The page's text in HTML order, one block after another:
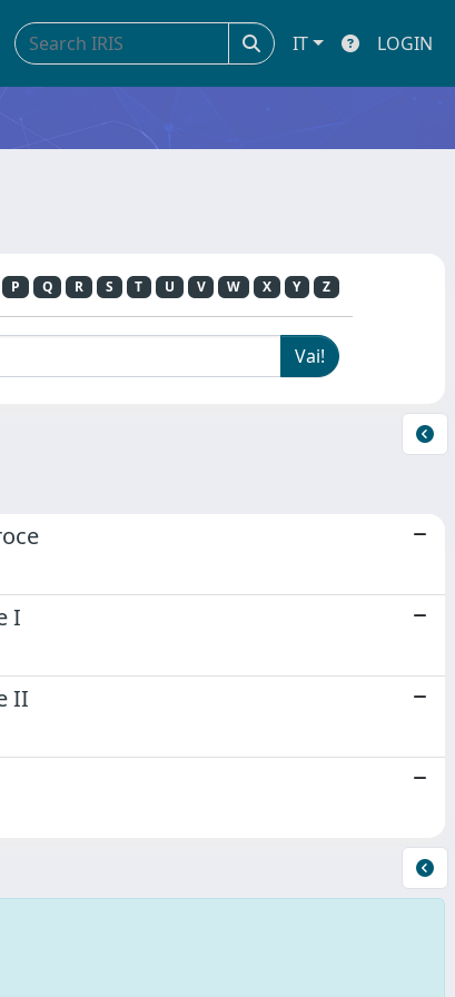
IT LOGIN
P Q R S T U V W X Y Z
I
II